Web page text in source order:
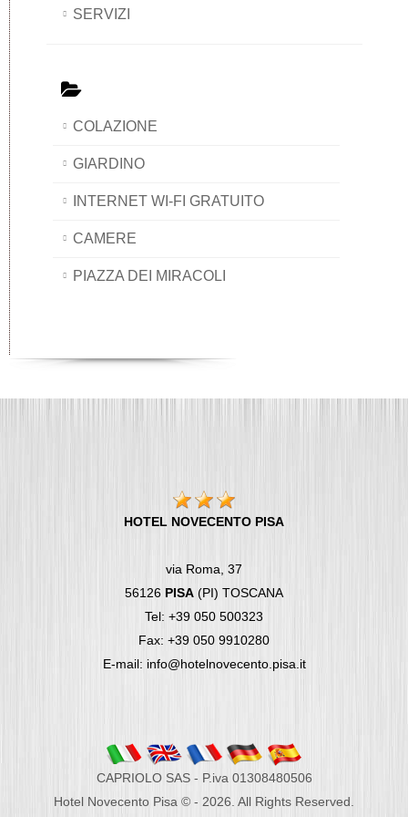
SERVIZI
COLAZIONE
GIARDINO
INTERNET WI-FI GRATUITO
CAMERE
PIAZZA DEI MIRACOLI
HOTEL NOVECENTO PISA
via Roma, 37
56126 PISA (PI) TOSCANA
Tel: +39 050 500323
Fax: +39 050 9910280
E-mail: info@hotelnovecento.pisa.it
CAPRIOLO SAS - P.iva 01308480506
Hotel Novecento Pisa © - 2026. All Rights Reserved.